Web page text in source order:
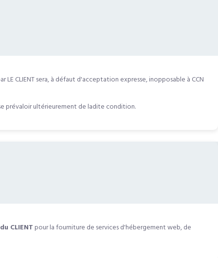
CLIENT sera, à défaut d'acceptation expresse, inopposable à CCN
prévaloir ultérieurement de ladite condition.
CLIENT pour la fourniture de services d'hébergement web, de